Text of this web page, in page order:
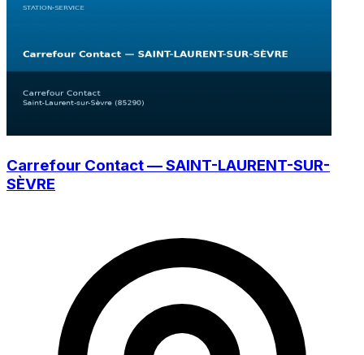
Carrefour Contact — SAINT-LAURENT-SUR-
SÈVRE